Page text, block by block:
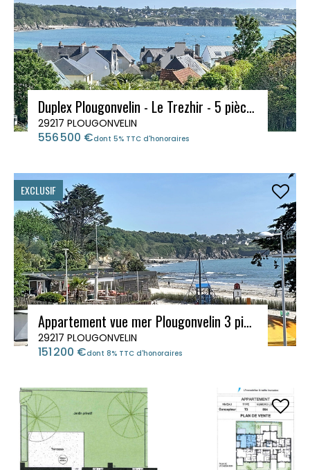
Duplex Plougonvelin - Le Trezhir - 5 pièces 116 m2 - Magnifique vue mer - Garage privatif
29217 PLOUGONVELIN
556 500 €dont 5% TTC d'honoraires
EXCLUSIF
Appartement vue mer Plougonvelin 3 pièces 44.44m²
29217 PLOUGONVELIN
151 200 €dont 8% TTC d'honoraires